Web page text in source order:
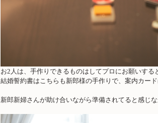
お2 人は、手作りできるものはしてプロにお願いす
結婚誓約書はこちらも新郎様の手作りで、案内カード
新郎新婦さんが助け合いながら準備されてると感じ